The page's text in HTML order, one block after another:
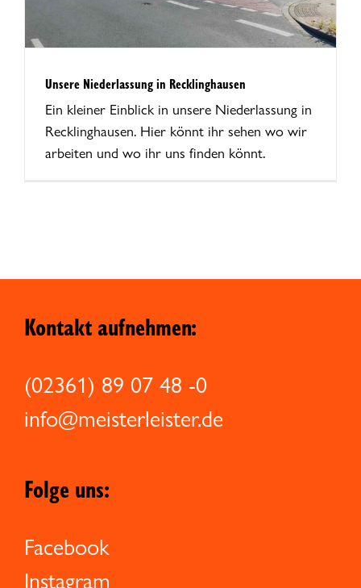
Unsere Niederlassung in Recklinghausen
Ein kleiner Einblick in unsere Niederlassung in
Recklinghausen. Hier könnt ihr sehen wo wir
arbeiten und wo ihr uns finden könnt.
Kontakt aufnehmen:
(02361) 89 07 48 -0
info@meisterleister.de
Folge uns:
Facebook
Instagram